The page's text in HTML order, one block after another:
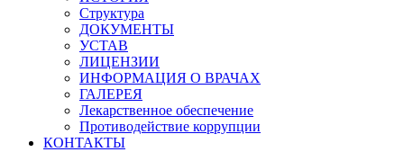
Структура
ДОКУМЕНТЫ
УСТАВ
ЛИЦЕНЗИИ
ИНФОРМАЦИЯ О ВРАЧАХ
ГАЛЕРЕЯ
Лекарственное обеспечение
Противодействие коррупции
КОНТАКТЫ